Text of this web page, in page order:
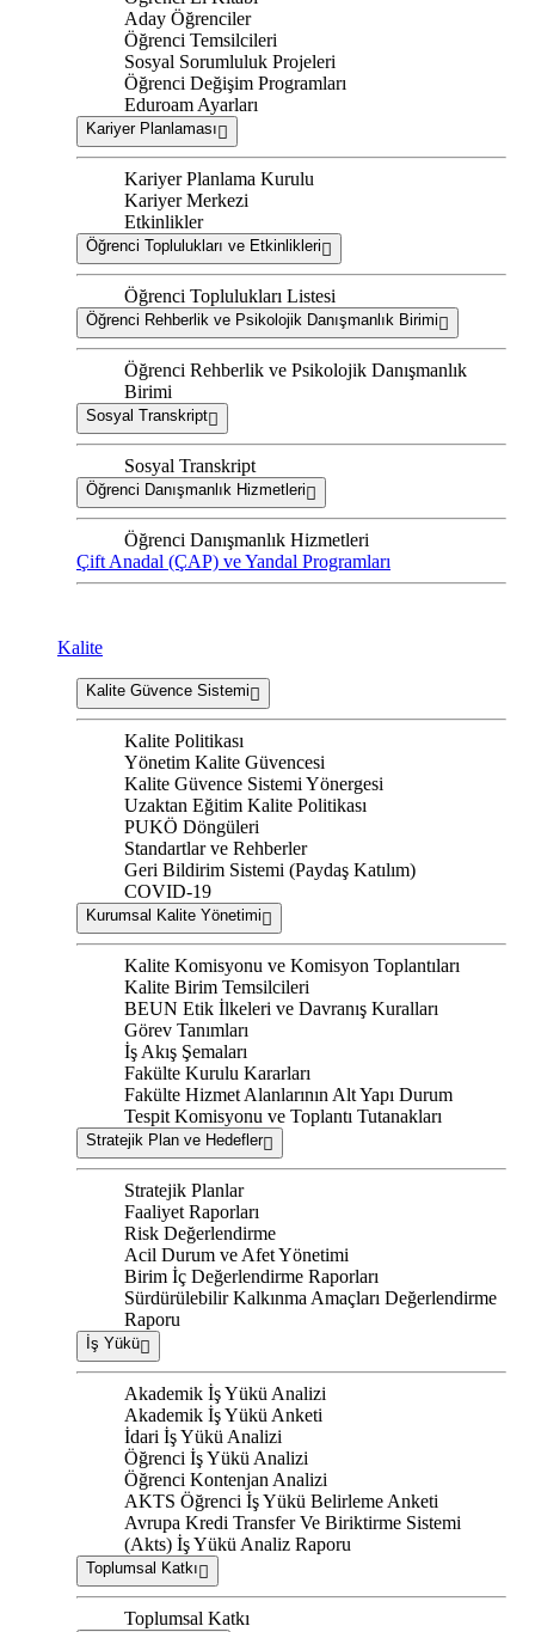
Aday Öğrenciler
Öğrenci Temsilcileri
Sosyal Sorumluluk Projeleri
Öğrenci Değişim Programları
Eduroam Ayarları
Kariyer Planlaması
Kariyer Planlama Kurulu
Kariyer Merkezi
Etkinlikler
Öğrenci Toplulukları ve Etkinlikleri
Öğrenci Toplulukları Listesi
Öğrenci Rehberlik ve Psikolojik Danışmanlık Birimi
Öğrenci Rehberlik ve Psikolojik Danışmanlık
Birimi
Sosyal Transkript
Sosyal Transkript
Öğrenci Danışmanlık Hizmetleri
Öğrenci Danışmanlık Hizmetleri
Çift Anadal (ÇAP) ve Yandal Programları
Kalite
Kalite Güvence Sistemi
Kalite Politikası
Yönetim Kalite Güvencesi
Kalite Güvence Sistemi Yönergesi
Uzaktan Eğitim Kalite Politikası
PUKÖ Döngüleri
Standartlar ve Rehberler
Geri Bildirim Sistemi (Paydaş Katılım)
COVID-19
Kurumsal Kalite Yönetimi
Kalite Komisyonu ve Komisyon Toplantıları
Kalite Birim Temsilcileri
BEUN Etik İlkeleri ve Davranış Kuralları
Görev Tanımları
İş Akış Şemaları
Fakülte Kurulu Kararları
Fakülte Hizmet Alanlarının Alt Yapı Durum
Tespit Komisyonu ve Toplantı Tutanakları
Stratejik Plan ve Hedefler
Stratejik Planlar
Faaliyet Raporları
Risk Değerlendirme
Acil Durum ve Afet Yönetimi
Birim İç Değerlendirme Raporları
Sürdürülebilir Kalkınma Amaçları Değerlendirme
Raporu
İş Yükü
Akademik İş Yükü Analizi
Akademik İş Yükü Anketi
İdari İş Yükü Analizi
Öğrenci İş Yükü Analizi
Öğrenci Kontenjan Analizi
AKTS Öğrenci İş Yükü Belirleme Anketi
Avrupa Kredi Transfer Ve Biriktirme Sistemi
(Akts) İş Yükü Analiz Raporu
Toplumsal Katkı
Toplumsal Katkı